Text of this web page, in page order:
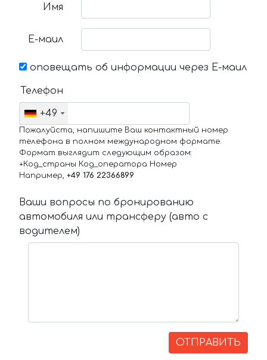
Имя
Е-маил
оповещать об информации через Е-маил
Телефон
+49
Пожалуйста, напишите Ваш контактный номер
телефона в полном международном формате.
Формат выглядит следующим образом:
+Код_страны Код_оператора Номер
Например, +49 176 22366899
Ваши вопросы по бронированию
автомобиля или трансферу (авто с
водителем)
ОТПРАВИТЬ